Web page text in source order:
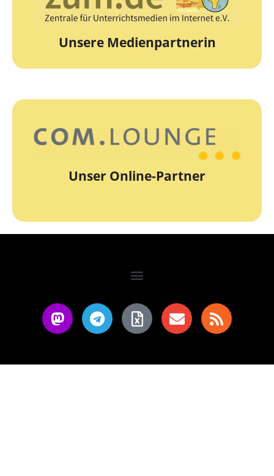
Unsere Medienpartnerin
zum.de
Die Zentrale für Unterrichtsmedien
Unser Online-Partner
COM.lounge
zur Webseite